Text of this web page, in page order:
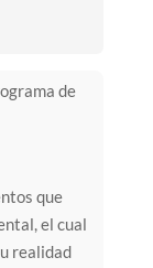
que
el cual
realidad